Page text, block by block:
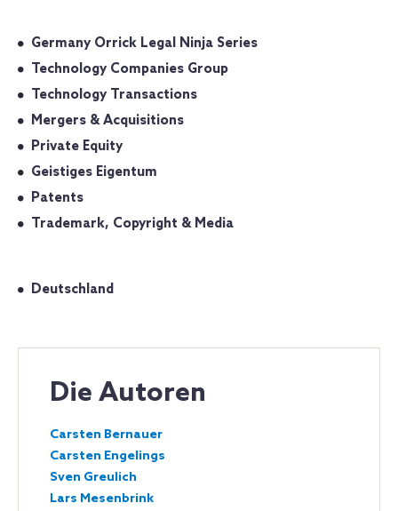
Germany Orrick Legal Ninja Series
Technology Companies Group
Technology Transactions
Mergers & Acquisitions
Private Equity
Geistiges Eigentum
Patents
Trademark, Copyright & Media
Deutschland
Die Autoren
Carsten Bernauer
Carsten Engelings
Sven Greulich
Lars Mesenbrink